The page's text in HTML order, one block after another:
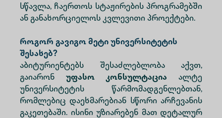
სწავლა, ჩაერთოს სტაჟირების პროგრამებში
ან განახორციელოს კვლევითი პროექტები.
როგორ გავიგო მეტი უნივერსიტეტის
შესახებ?
აბიტურიენტებს შესაძლებლობა აქვთ,
გაიარონ უფასო კონსულტაცია ალტე
უნივერსიტეტის წარმომადგენლებთან,
რომლებიც დაეხმარებიან სწორი არჩევანის
გაკეთებაში. ისინი უზიარებენ მათ დეტალურ